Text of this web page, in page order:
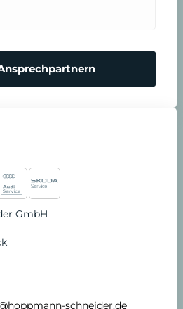
GmbH
schneider.de